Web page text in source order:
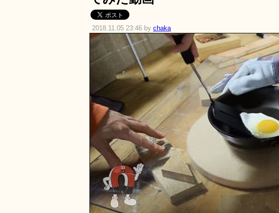
2018.11.05 23:46 by chaka